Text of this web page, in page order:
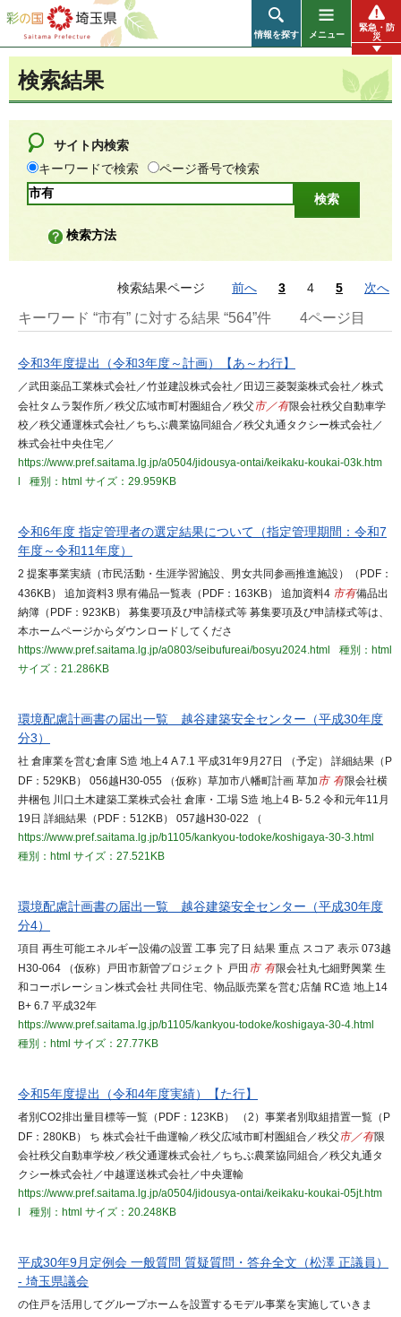
彩の国 埼玉県
情報を探す メニュー
緊急・防
災
検索結果
サイト内検索
キーワードで検索
ページ番号で検索
検索方法
検索結果ページ 前へ 3 4 5 次へ
キーワード “市有” に対する結果 “564”件 4ページ目
令和3年度提出（令和3年度～計画）【あ～わ行】
／武田薬品工業株式会社／竹並建設株式会社／田辺三菱製薬株式会社／株式
会社タムラ製作所／秩父広域市町村圏組合／秩父 市／有限会社秩父自動車学
校／秩父通運株式会社／ちちぶ農業協同組合／秩父丸通タクシー株式会社／
株式会社中央住宅／
https://www.pref.saitama.lg.jp/a0504/jidousya-ontai/keikaku-koukai-03k.htm
種別：html サイズ：29.959KB
令和6年度 指定管理者の選定結果について（指定管理期間：令和7
年度～令和11年度）
2 提案事業実績（市民活動・生涯学習施設、男女共同参画推進施設）（PDF：
436KB） 追加資料3 県有備品一覧表（PDF：163KB） 追加資料4 市有備品出
納簿（PDF：923KB） 募集要項及び申請様式等 募集要項及び申請様式等は、
本ホームページからダウンロードしてくださ
https://www.pref.saitama.lg.jp/a0803/seibufureai/bosyu2024.html
種別：html
サイズ：21.286KB
環境配慮計画書の届出一覧 越谷建築安全センター（平成30年度
分3）
社 倉庫業を営む倉庫 S造 地上4 A 7.1 平成31年9月27日 （予定） 詳細結果（P
DF：529KB） 056越H30-055 （仮称）草加市八幡町計画 草加 市 有限会社横
井梱包 川口土木建築工業株式会社 倉庫・工場 S造 地上4 B- 5.2 令和元年11月
19日 詳細結果（PDF：512KB） 057越H30-022 （
https://www.pref.saitama.lg.jp/b1105/kankyou-todoke/koshigaya-30-3.html
種別：html サイズ：27.521KB
環境配慮計画書の届出一覧 越谷建築安全センター（平成30年度
分4）
項目 再生可能エネルギー設備の設置 工事 完了日 結果 重点 スコア 表示 073越
H30-064 （仮称）戸田市新曽プロジェクト 戸田 市 有限会社丸七細野興業 生
和コーポレーション株式会社 共同住宅、物品販売業を営む店舗 RC造 地上14
B+ 6.7 平成32年
https://www.pref.saitama.lg.jp/b1105/kankyou-todoke/koshigaya-30-4.html
種別：html サイズ：27.77KB
令和5年度提出（令和4年度実績）【た行】
者別CO2排出量目標等一覧（PDF：123KB） （2）事業者別取組措置一覧（P
DF：280KB） ち 株式会社千曲運輸／秩父広域市町村圏組合／秩父 市／有限
会社秩父自動車学校／秩父通運株式会社／ちちぶ農業協同組合／秩父丸通タ
クシー株式会社／中越運送株式会社／中央運輸
https://www.pref.saitama.lg.jp/a0504/jidousya-ontai/keikaku-koukai-05jt.htm
種別：html サイズ：20.248KB
平成30年9月定例会 一般質問 質疑質問・答弁全文（松澤 正議員）
- 埼玉県議会
の住戸を活用してグループホームを設置するモデル事業を実施していきま